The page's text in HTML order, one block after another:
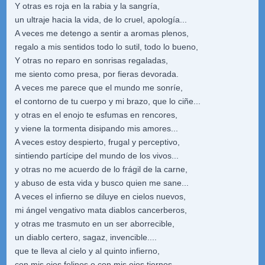
Y otras es roja en la rabia y la sangría,
un ultraje hacia la vida, de lo cruel, apología...
A veces me detengo a sentir a aromas plenos,
regalo a mis sentidos todo lo sutil, todo lo bueno,
Y otras no reparo en sonrisas regaladas,
me siento como presa, por fieras devorada.
A veces me parece que el mundo me sonríe,
el contorno de tu cuerpo y mi brazo, que lo ciñe...
y otras en el enojo te esfumas en rencores,
y viene la tormenta disipando mis amores...
A veces estoy despierto, frugal y perceptivo,
sintiendo partícipe del mundo de los vivos...
y otras no me acuerdo de lo frágil de la carne,
y abuso de esta vida y busco quien me sane...
A veces el infierno se diluye en cielos nuevos,
mi ángel vengativo mata diablos cancerberos,
y otras me trasmuto en un ser aborrecible,
un diablo certero, sagaz, invencible....
que te lleva al cielo y al quinto infierno,